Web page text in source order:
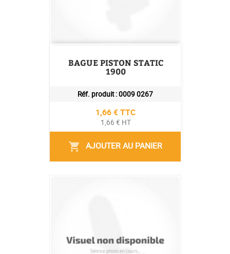
BAGUE PISTON STATIC
1900
Réf. produit :0009 0267
Prix
1,66 € TTC
1,66 € HT
shopping_cart AJOUTER AU PANIER